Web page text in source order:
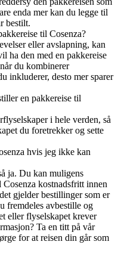
enda mer kan du legge til
bestilt.
til Cosenza?
eller avslapning, kan
ha den med en pakkereise
du kombinerer
inkluderer, desto mer sparer
en pakkereise til
i hele verden, så
du foretrekker og sette
hvis jeg ikke kan
ja. Du kan muligens
kostnadsfritt innen
gjelder bestillinger som er
fremdeles avbestille og
eller flyselskapet krever
Ta en titt på vår
for at reisen din går som